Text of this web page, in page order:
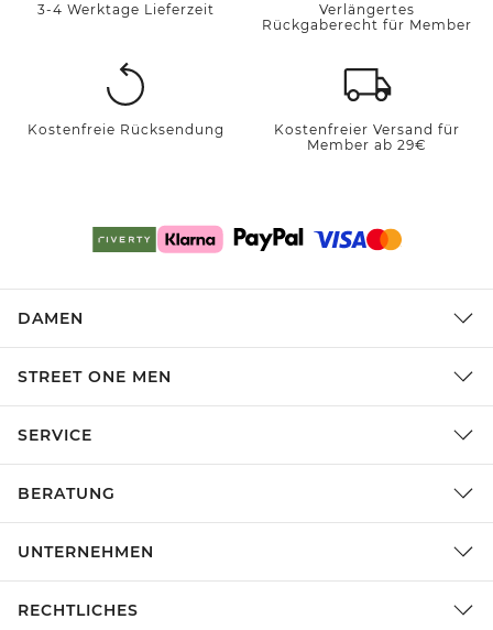
3-4 Werktage Lieferzeit
Verlängertes
Rückgaberecht für Member
Kostenfreie Rücksendung
Kostenfreier Versand für
Member ab 29€
DAMEN
STREET ONE MEN
SERVICE
BERATUNG
UNTERNEHMEN
RECHTLICHES